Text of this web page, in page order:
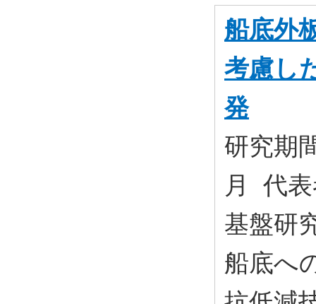
船底外
考慮し
発
研究期
月 代
基盤研
船底へ